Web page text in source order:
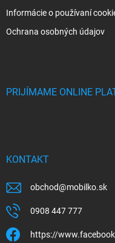
Informácie o používaní
Ochrana osobných údajov
PRIJÍMAME ONLINE
KONTAKT
obchod@mobilko.sk
0908 447 777
https://